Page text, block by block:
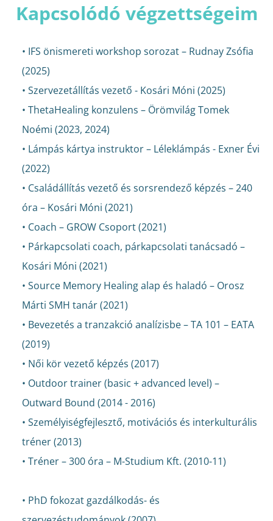
Kapcsolódó végzettségeim
• IFS önismereti workshop sorozat – Rudnay Zsófia
(2025)
• Szervezetállítás vezető - Kosári Móni (2025)
• ThetaHealing konzulens – Örömvilág Tomek
Noémi (2023, 2024)
• Lámpás kártya instruktor – Léleklámpás - Exner Évi
(2022)
• Családállítás vezető és sorsrendező képzés – 240
óra – Kosári Móni (2021)
• Coach – GROW Csoport (2021)
• Párkapcsolati coach, párkapcsolati tanácsadó –
Kosári Móni (2021)
• Source Memory Healing alap és haladó – Orosz
Márti SMH tanár (2021)
• Bevezetés a tranzakció analízisbe – TA 101 – EATA
(2019)
• Női kör vezető képzés (2017)
• Outdoor trainer (basic + advanced level) –
Outward Bound (2014 - 2016)
• Személyiségfejlesztő, motivációs és interkulturális
tréner (2013)
• Tréner – 300 óra – M-Studium Kft. (2010-11)
• PhD fokozat gazdálkodás- és